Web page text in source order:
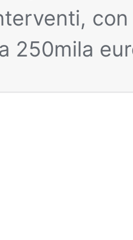
250mila